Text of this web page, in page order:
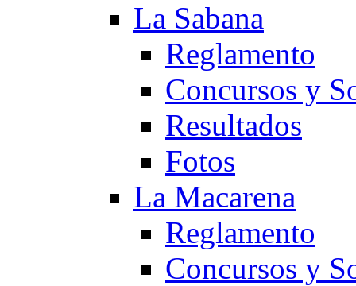
La Sabana
Reglamento
Concursos y
Resultados
Fotos
La Macarena
Reglamento
Concursos y